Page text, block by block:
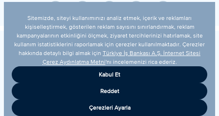
© 2026 Türkiye İş Bankası A.Ş.
Gizlilik Politikamız Kişisel Verilerin Korunması
Bilgi Toplumu Hizmetleri
Çerez Ayarları